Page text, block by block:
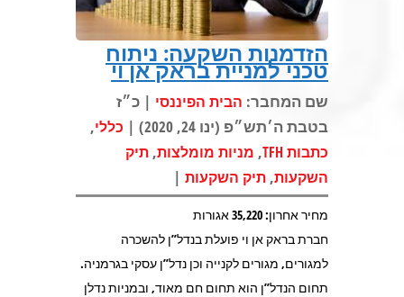
הזדמנות השקעה: ניתוח
טכני למניית בראק אן וי
שם המחבר: הבית הפיננסי | כ״ז
בטבת ה׳תש״פ (ינו 24, 2020) |
כללי,
כתבות TFH , מניות מומלצות, תיק
השקעות, תיק השקעות |
מחיר אחרון: 35,220 אגורות
חברת בראק אן וי פועלת בנדל”ן להשכרה
למגורים, מגורים לקנייה וכן נדל”ן עסקי בגרמניה.
תחום הנדל”ן הוא תחום חם מאוד, ובמניות נדלן